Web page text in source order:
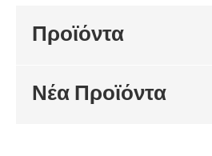
Προϊόντα
Νέα Προϊόντα